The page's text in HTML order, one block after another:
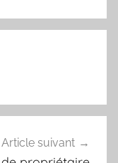
Article suivant